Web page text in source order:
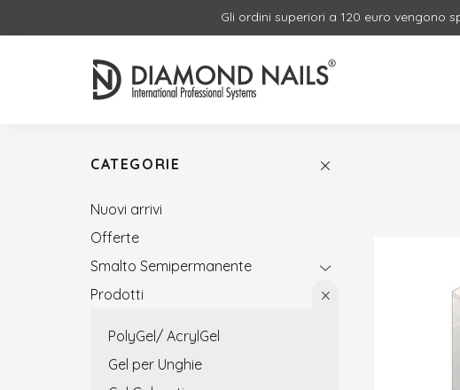
Gli ordini superiori a 120 euro vengono
CATEGORIE
Nuovi arrivi
Offerte
Smalto Semipermanente
Prodotti
PolyGel/ AcrylGel
Gel per Unghie